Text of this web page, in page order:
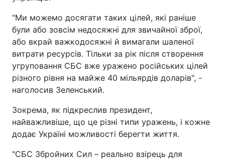
"Ми можемо досягати таких цілей, які раніше
були або зовсім недосяжні для звичайної зброї,
або вкрай важкодосяжні й вимагали шаленої
витрати ресурсів. Тільки за рік після створення
угруповання СБС вже уражено російських цілей
різного рівня на майже 40 мільярдів доларів", -
наголосив Зеленський.
Зокрема, як підкреслив президент,
найважливіше, що це різні типи уражень, і кожне
додає Україні можливості берегти життя.
"СБС Збройних Сил – реально взірець для